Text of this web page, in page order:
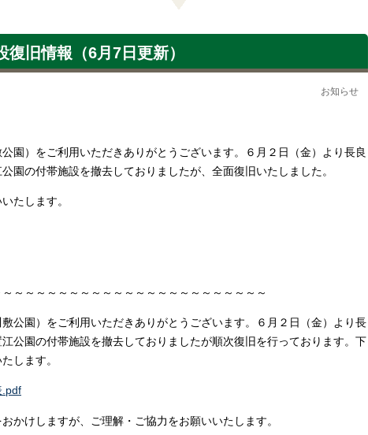
旧情報（6月7日更新）
お知らせ
園）をご利用いただきありがとうございます。６月２日（金）より長良
園の付帯施設を撤去しておりましたが、全面復旧いたしました。
たします。
～～～～～～～～～～～～～～～～～～～～～～～
公園）をご利用いただきありがとうございます。６月２日（金）より長
公園の付帯施設を撤去しておりましたが順次復旧を行っております。下
します。
.pdf
けしますが、ご理解・ご協力をお願いいたします。